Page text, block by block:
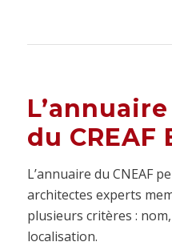
du CREAF
L’annuaire du CNEAF
architectes experts
plusieurs critères :
localisation.